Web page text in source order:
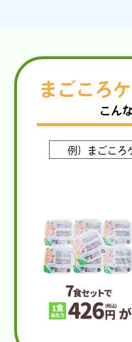
まごころ
こん
例）まごころ